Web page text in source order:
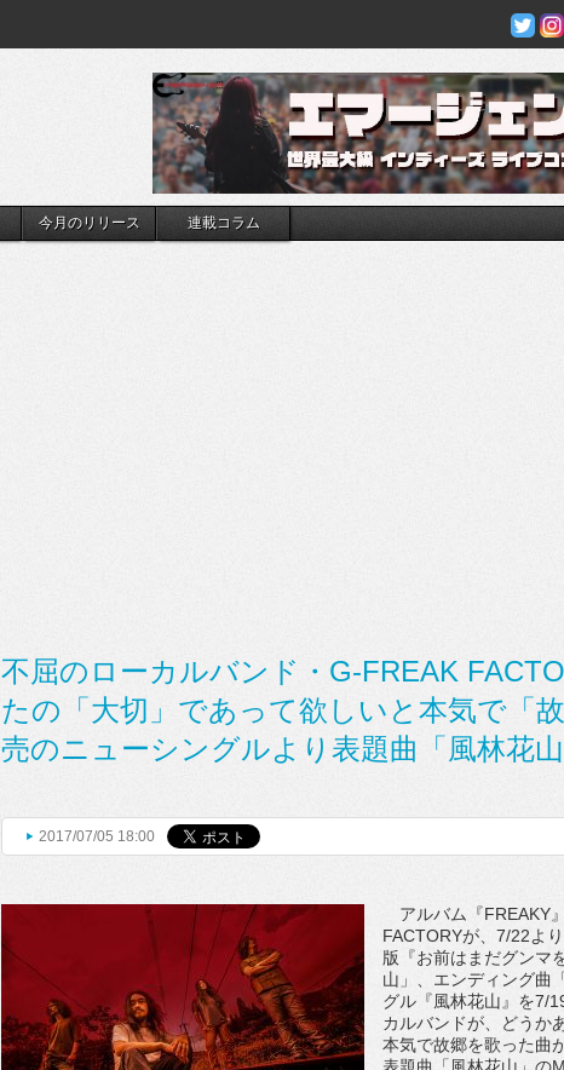
今月のリリース 連載コラム
不屈のローカルバンド・G-FREAK
たの「大切」であって欲しいと本気で「
売のニューシングルより表題曲「風林花
2017/07/05 18:00
アルバム『FREAKY
FACTORYが、7/22よ
版『お前はまだグンマ
山」、エンディング曲
グル『風林花山』を7/
カルバンドが、どうか
本気で故郷を歌った曲